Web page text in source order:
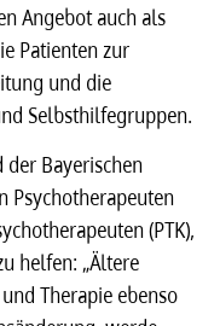
Angebot auch als
Patienten zur
und die
Selbsthilfegruppen.
Bayerischen
Psychotherapeuten
(PTK),
helfen: „Ältere
Therapie ebenso